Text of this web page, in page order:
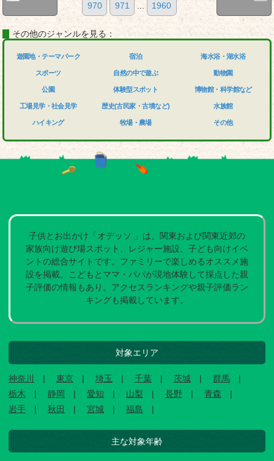
970 971 ... 1960
その他のジャンルを見る：
遊園地・テーマパーク
スポーツ
公園
工場見学・社会見学
ハイキング
宿泊
自然の中で遊ぶ
体験型スポット
歴史(古民家・古墳など)
牧場・農場
海水浴・湖水浴
動物園
博物館・科学館など
水族館
その他
子供とお出かけ「オデッソ 」は、関東および関東近郊の
家族向け遊び場スポット、レジャー施設、子ども向けイベ
ントの総合サイトです。ファミリーで楽しめるオススメ施
設を掲載。こどもとママ・パパが現地体験して採点した親
子評価の情報もあり。アクセスランキングや親子評価ラン
キングも掲載しています。
対象エリア
神奈川 東京 埼玉 千葉 茨城
群馬
栃木
静岡 愛知 山梨 長野
青森
岩手
秋田 宮城 福島
主な対象年齢